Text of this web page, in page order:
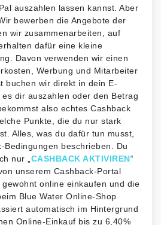
auszahlen lassen kannst. Aber
bewerben die Angebote der
wir zusammenarbeiten, auf
dafür eine kleine
Davon verwenden wir einen
Werbung und Mitarbeiter
buchen wir direkt in dein E-
dir auszahlen oder den Betrag
also echtes Cashback
Punkte, die du nur stark
Alles, was du dafür tun musst,
Bedingungen beschrieben. Du
nur „ CASHBACK AKTIVIREN“
unserem Cashback-Portal
online einkaufen und die
Blue Water Online-Shop
automatisch im Hintergrund
Online-Einkauf bis zu 6,40%